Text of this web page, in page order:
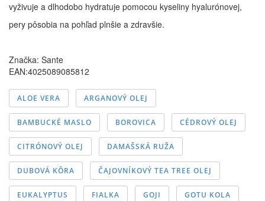
vyživuje a dlhodobo hydratuje pomocou kyseliny hyalurónovej,
pery pôsobia na pohľad plnšie a zdravšie.
Značka: Sante
EAN:4025089085812
ALOE VERA ARGANOVÝ OLEJ
BAMBUCKÉ MASLO BOROVICA CÉDROVÝ OLEJ
CITRÓNOVÝ OLEJ DAMAŠSKÁ RUŽA
DUBOVÁ KÔRA ČAJOVNÍKOVÝ TEA TREE OLEJ
EUKALYPTUS FIALKA GOJI GOTU KOLA